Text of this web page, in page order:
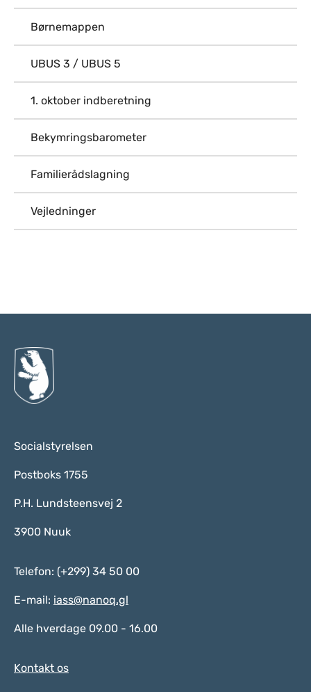
Børnemappen
UBUS 3 / UBUS 5
1. oktober indberetning
Bekymringsbarometer
Familierådslagning
Vejledninger
Socialstyrelsen
Postboks 1755
P.H. Lundsteensvej 2
3900 Nuuk
Telefon: (+299) 34 50 00
E-mail: iass@nanoq.gl
Alle hverdage 09.00 - 16.00
Kontakt os